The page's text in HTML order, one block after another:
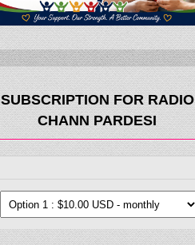
SUBSCRIPTION FOR RADIO
CHANN PARDESI